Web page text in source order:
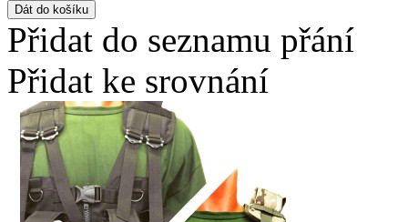
Přidat do seznamu přání
Přidat ke srovnání